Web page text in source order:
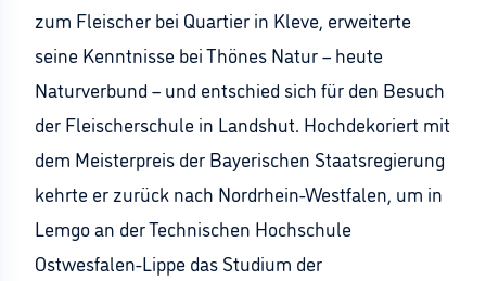
zum Fleischer bei Quartier in Kleve, erweiterte
seine Kenntnisse bei Thönes Natur – heute
Naturverbund – und entschied sich für den Besuch
der Fleischerschule in Landshut. Hochdekoriert mit
dem Meisterpreis der Bayerischen Staatsregierung
kehrte er zurück nach Nordrhein-Westfalen, um in
Lemgo an der Technischen Hochschule
Ostwesfalen-Lippe das Studium der